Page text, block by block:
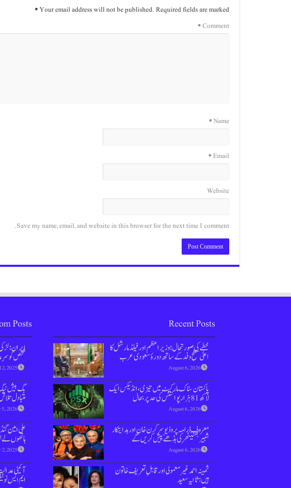
Your email address will not be published.Required fields are marked
*
Comment
*
Name
*
Email
*
Website
Save my name, email, and website in this browser for the next time I comment.
Posts
ایران:
شخص کو
2025
بگ بیش
متبادل
5, 2026
علی امین
ہاتھوں لے
2, 2025
آئینی
ایم ایس
Recent Posts
خطے کی صورتحال؛ وزیراعظم اور فیلڈ مارشل کا
اعلیٰ سطح وفد کے ساتھ دورۂ سعودی عرب
August 6, 2026
پاکستان سٹاک مارکیٹ میں تیزی،انڈیکس ایک
لاکھ 81 ہزار پوائنٹس کی حد پر بحال
August 6, 2026
معروف ڈرامہ پروڈیوسر کرن خان اور ہدایتکار
شبیر بھٹیًٹھرکی بڈھےًپیش کریں گے
August 6, 2026
ثمینہ احمد غیر معمولی اور قابلِ تعریف خاتون
ہیں: ثانیہ سعید